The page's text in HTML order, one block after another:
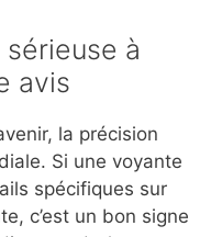
à
avis
la précision
Si une voyante
spécifiques sur
c’est un bon signe